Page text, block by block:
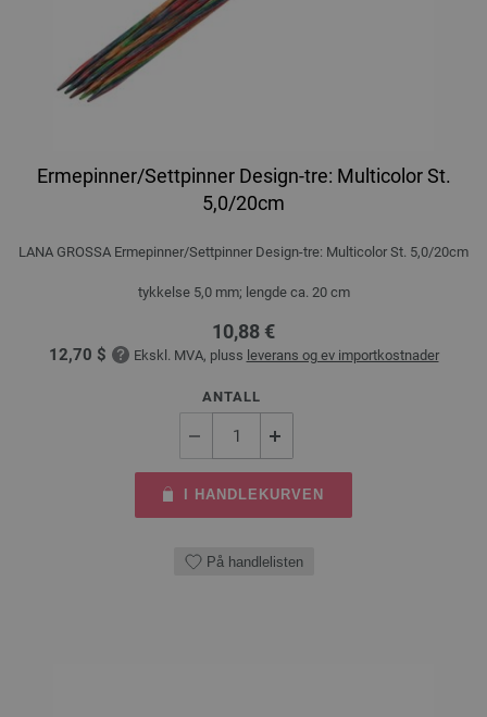
Ermepinner/Settpinner Design-tre: Multicolor St.
5,0/20cm
LANA GROSSA Ermepinner/Settpinner Design-tre: Multicolor St. 5,0/20cm
tykkelse 5,0 mm; lengde ca. 20 cm
10,88 €
12,70 $ Ekskl. MVA, pluss leverans og ev importkostnader
ANTALL
I HANDLEKURVEN
På handlelisten